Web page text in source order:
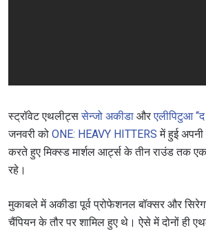
स्ट्रॉवेट एथलीट्ससेन्जो अकीडा औरएलीपिटुआ
जनवरी को ONE: HEAVY HITTERS में हुई अपनी
करते हुए मिक्स्ड मार्शल आर्ट्स के तीन राउंड तक
रहे।
मुकाबले में अकीडा पूर्व प्रोफेशनल बॉक्सर और
चैंपियन के तौर पर शामिल हुए थे। ऐसे में दोनों ही